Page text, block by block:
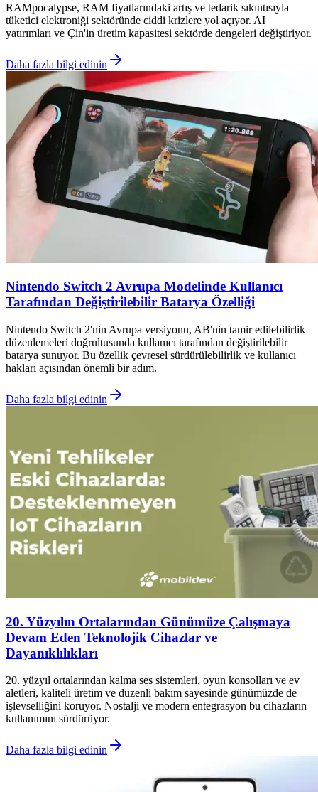
RAMpocalypse, RAM fiyatlarındaki artış ve tedarik sıkıntısıyla
tüketici elektroniği sektöründe ciddi krizlere yol açıyor. AI
yatırımları ve Çin'in üretim kapasitesi sektörde dengeleri değiştiriyor.
Daha fazla bilgi edinin
Nintendo Switch 2 Avrupa Modelinde Kullanıcı
Tarafından Değiştirilebilir Batarya Özelliği
Nintendo Switch 2'nin Avrupa versiyonu, AB'nin tamir edilebilirlik
düzenlemeleri doğrultusunda kullanıcı tarafından değiştirilebilir
batarya sunuyor. Bu özellik çevresel sürdürülebilirlik ve kullanıcı
hakları açısından önemli bir adım.
Daha fazla bilgi edinin
20. Yüzyılın Ortalarından Günümüze Çalışmaya
Devam Eden Teknolojik Cihazlar ve
Dayanıklılıkları
20. yüzyıl ortalarından kalma ses sistemleri, oyun konsolları ve ev
aletleri, kaliteli üretim ve düzenli bakım sayesinde günümüzde de
işlevselliğini koruyor. Nostalji ve modern entegrasyon bu cihazların
kullanımını sürdürüyor.
Daha fazla bilgi edinin